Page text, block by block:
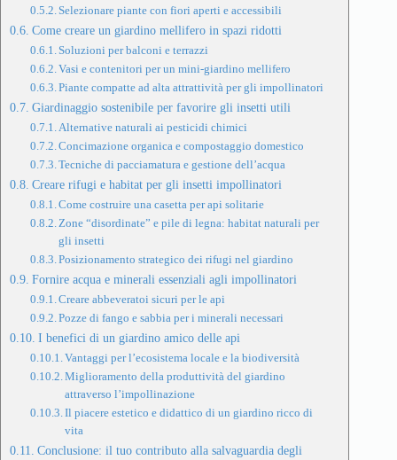
Selezionare piante con fiori aperti e accessibili
Come creare un giardino mellifero in spazi ridotti
Soluzioni per balconi e terrazzi
Vasi e contenitori per un mini-giardino mellifero
Piante compatte ad alta attrattività per gli impollinatori
Giardinaggio sostenibile per favorire gli insetti utili
Alternative naturali ai pesticidi chimici
Concimazione organica e compostaggio domestico
Tecniche di pacciamatura e gestione dell’acqua
Creare rifugi e habitat per gli insetti impollinatori
Come costruire una casetta per api solitarie
Zone “disordinate” e pile di legna: habitat naturali per
gli insetti
Posizionamento strategico dei rifugi nel giardino
Fornire acqua e minerali essenziali agli impollinatori
Creare abbeveratoi sicuri per le api
Pozze di fango e sabbia per i minerali necessari
I benefici di un giardino amico delle api
Vantaggi per l’ecosistema locale e la biodiversità
Miglioramento della produttività del giardino
attraverso l’impollinazione
Il piacere estetico e didattico di un giardino ricco di
vita
Conclusione: il tuo contributo alla salvaguardia degli